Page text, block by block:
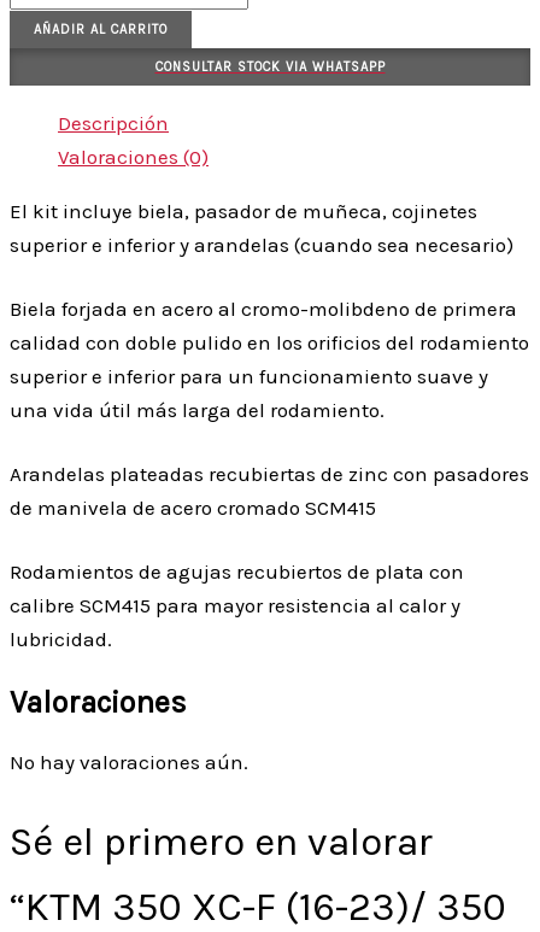
AÑADIR AL CARRITO
CONSULTAR STOCK VIA WHATSAPP
Descripción
Valoraciones (0)
El kit incluye biela, pasador de muñeca, cojinetes
superior e inferior y arandelas (cuando sea necesario)
Biela forjada en acero al cromo-molibdeno de primera
calidad con doble pulido en los orificios del rodamiento
superior e inferior para un funcionamiento suave y
una vida útil más larga del rodamiento.
Arandelas plateadas recubiertas de zinc con pasadores
de manivela de acero cromado SCM415
Rodamientos de agujas recubiertos de plata con
calibre SCM415 para mayor resistencia al calor y
lubricidad.
Valoraciones
No hay valoraciones aún.
Sé el primero en valorar
“KTM 350 XC-F (16-23)/ 350